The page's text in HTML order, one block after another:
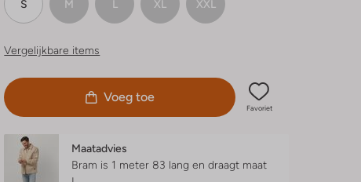
S M L XL XXL
Vergelijkbare items
Voeg toe
Favoriet
Maatadvies
Bram is 1 meter 83 lang en draagt maat